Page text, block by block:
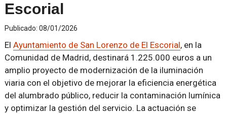
Escorial
Publicado: 08/01/2026
El Ayuntamiento de San Lorenzo de El Escorial, en la
Comunidad de Madrid, destinará 1.225.000 euros a un
amplio proyecto de modernización de la iluminación
viaria con el objetivo de mejorar la eficiencia energética
del alumbrado público, reducir la contaminación lumínica
y optimizar la gestión del servicio. La actuación se